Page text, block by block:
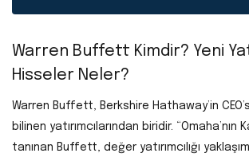
Warren Buffett Kimdir? Yeni
Hisseler Neler?
Warren Buffett, Berkshire Hathaway’in
bilinen yatırımcılarından biridir. “Omaha’nın
tanınan Buffett, değer yatırımcılığı